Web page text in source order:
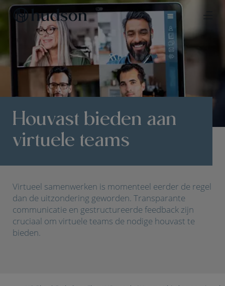
Houvast bieden aan
virtuele teams
Virtueel samenwerken is momenteel eerder de regel
dan de uitzondering geworden. Transparante
communicatie en gestructureerde feedback zijn
cruciaal om virtuele teams de nodige houvast te
bieden.